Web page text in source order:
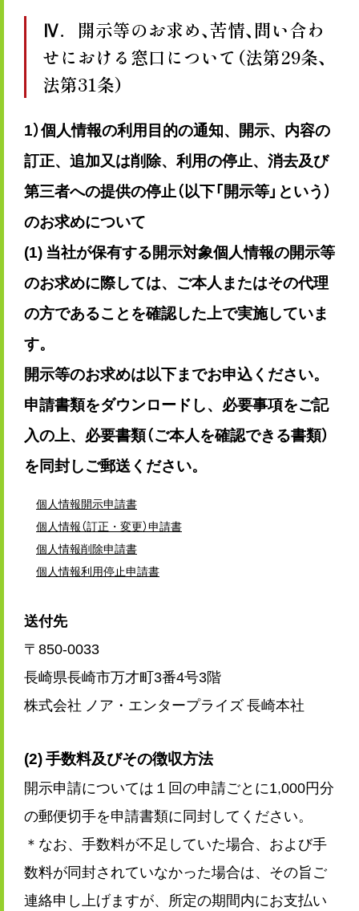
Ⅳ．開示等のお求め、苦情、問い合わ
せにおける窓口について（法第29条、
法第31条）
1）個人情報の利用目的の通知、開示、内容の
訂正、追加又は削除、利用の停止、消去及び
第三者への提供の停止（以下「開示等」という）
のお求めについて
(1) 当社が保有する開示対象個人情報の開示等
のお求めに際しては、ご本人またはその代理
の方であることを確認した上で実施していま
す。
開示等のお求めは以下までお申込ください。
申請書類をダウンロードし、必要事項をご記
入の上、必要書類（ご本人を確認できる書類）
を同封しご郵送ください。
個人情報開示申請書
個人情報（訂正・変更）申請書
個人情報削除申請書
個人情報利用停止申請書
送付先
〒850-0033
長崎県長崎市万才町3番4号3階
株式会社 ノア・エンタープライズ 長崎本社
(2) 手数料及びその徴収方法
開示申請については１回の申請ごとに1,000円分
の郵便切手を申請書類に同封してください。
＊なお、手数料が不足していた場合、および手
数料が同封されていなかった場合は、その旨ご
連絡申し上げますが、所定の期間内にお支払い